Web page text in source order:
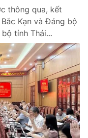
thông qua, kết
Kạn và Đảng bộ
tỉnh Thái...